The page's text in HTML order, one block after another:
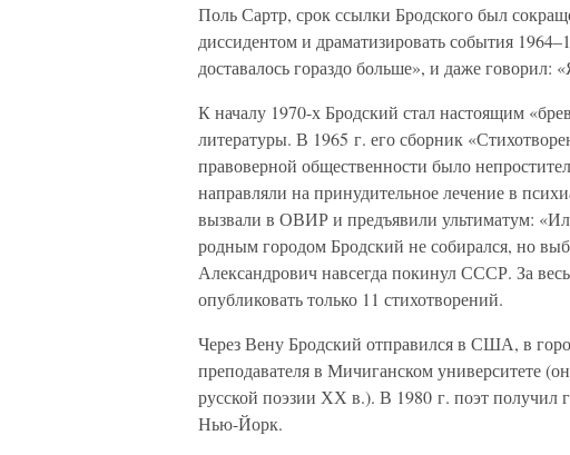
Поль Сартр, срок ссылки Бродского был
диссидентом и драматизировать события
доставалось гораздо больше», и даже говорил:
К началу 1970-х Бродский стал настоящим
литературы. В 1965 г. его сборник
правоверной общественности было
направляли на принудительное лечение в
вызвали в ОВИР и предъявили ультиматум:
родным городом Бродский не собирался, но
Александрович навсегда покинул СССР. За
опубликовать только 11 стихотворений.
Через Вену Бродский отправился в США, в
преподавателя в Мичиганском университете
русской поэзии ХХ в.). В 1980 г. поэт получил
Нью-Йорк.